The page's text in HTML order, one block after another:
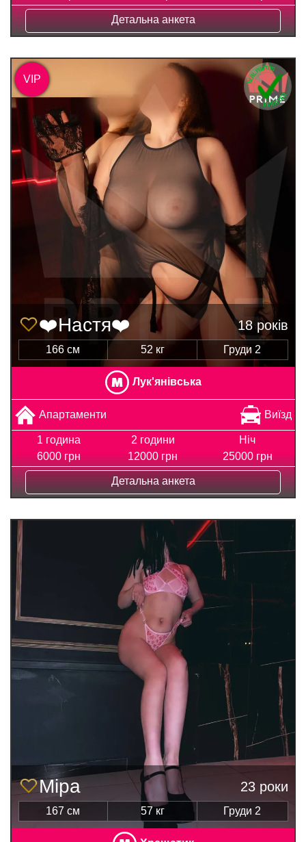
Детальна анкета
❤️Настя❤️ 18 років
166 см 52 кг Груди 2
Лук'янівська
Апартаменти Виїзд
1 година
6000 грн
2 години
12000 грн
Ніч
25000 грн
Детальна анкета
VIP
Міра 23 роки
167 см 57 кг Груди 2